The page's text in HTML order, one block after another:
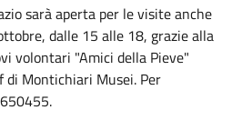
sarà aperta per le visite anche
dalle 15 alle 18, grazie alla
volontari "Amici della Pieve"
Montichiari Musei. Per